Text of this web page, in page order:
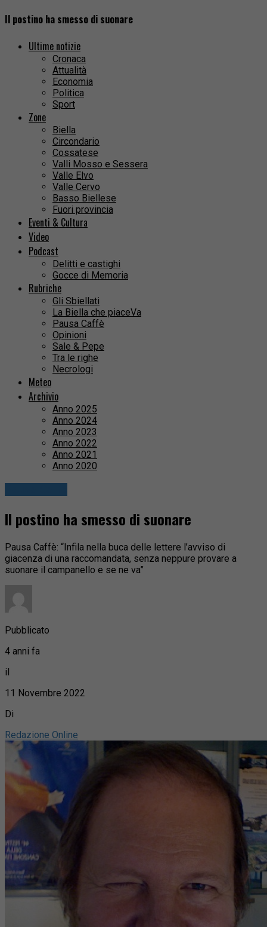
Il postino ha smesso di suonare
Ultime notizie
Cronaca
Attualità
Economia
Politica
Sport
Zone
Biella
Circondario
Cossatese
Valli Mosso e Sessera
Valle Elvo
Valle Cervo
Basso Biellese
Fuori provincia
Eventi & Cultura
Video
Podcast
Delitti e castighi
Gocce di Memoria
Rubriche
Gli Sbiellati
La Biella che piaceVa
Pausa Caffè
Opinioni
Sale & Pepe
Tra le righe
Necrologi
Meteo
Archivio
Anno 2025
Anno 2024
Anno 2023
Anno 2022
Anno 2021
Anno 2020
Il postino ha smesso di suonare
Pausa Caffè: “Infila nella buca delle lettere l’avviso di
giacenza di una raccomandata, senza neppure provare a
suonare il campanello e se ne va”
Pubblicato
4 anni fa
il
11 Novembre 2022
Di
Redazione Online